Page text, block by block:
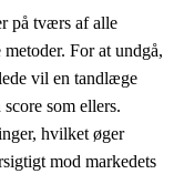
på tværs af alle
For at undgå,
vil en tandlæge
som ellers.
hvilket øger
mod markedets